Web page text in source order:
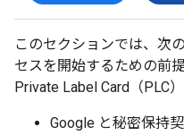
このセクションでは、次
セスを開始するための前
Private Label Card（PLC
Google と秘密保持